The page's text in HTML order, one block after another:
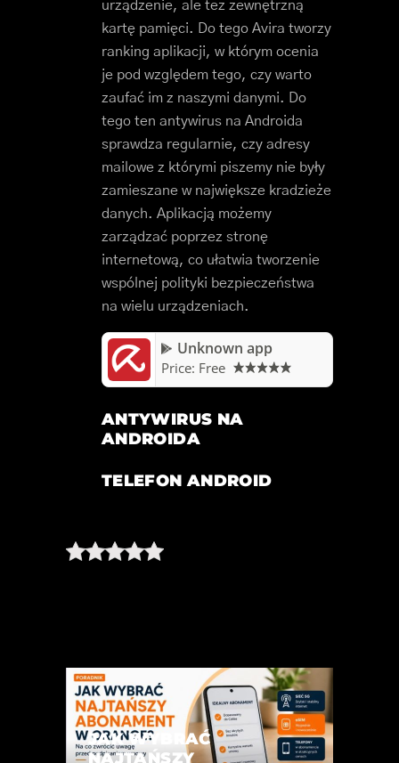
urządzenie, ale tez zewnętrzną
kartę pamięci. Do tego Avira tworzy
ranking aplikacji, w którym ocenia
je pod względem tego, czy warto
zaufać im z naszymi danymi. Do
tego ten antywirus na Androida
sprawdza regularnie, czy adresy
mailowe z którymi piszemy nie były
zamieszane w największe kradzieże
danych. Aplikacją możemy
zarządzać poprzez stronę
internetową, co ułatwia tworzenie
wspólnej polityki bezpieczeństwa
na wielu urządzeniach.
Unknown app
Price: Free
ANTYWIRUS NA
ANDROIDA
TELEFON ANDROID
JAK WYBRAĆ
NAJTAŃSZY